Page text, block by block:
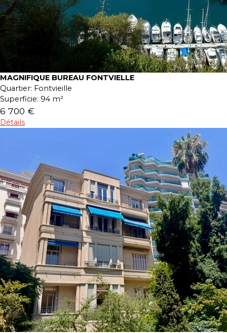
MAGNIFIQUE BUREAU FONTVIELLE
Quartier: Fontvieille
Superficie: 94 m²
6 700 €
Détails